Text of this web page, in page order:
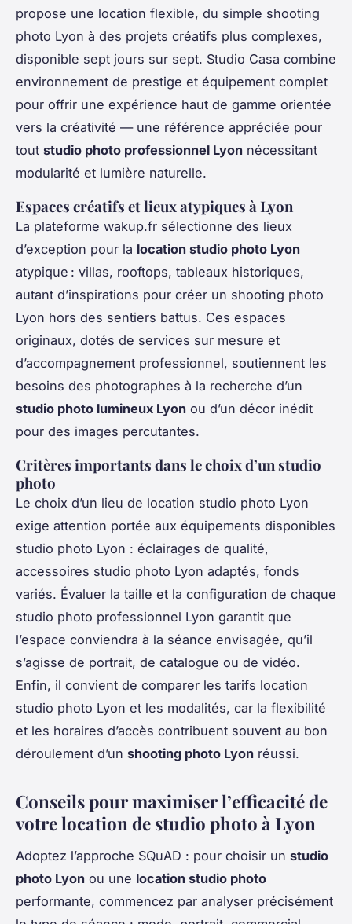
propose une location flexible, du simple shooting
photo Lyon à des projets créatifs plus complexes,
disponible sept jours sur sept. Studio Casa combine
environnement de prestige et équipement complet
pour offrir une expérience haut de gamme orientée
vers la créativité — une référence appréciée pour
tout studio photo professionnel Lyon nécessitant
modularité et lumière naturelle.
Espaces créatifs et lieux atypiques à Lyon
La plateforme wakup.fr sélectionne des lieux
d’exception pour la location studio photo Lyon
atypique : villas, rooftops, tableaux historiques,
autant d’inspirations pour créer un shooting photo
Lyon hors des sentiers battus. Ces espaces
originaux, dotés de services sur mesure et
d’accompagnement professionnel, soutiennent les
besoins des photographes à la recherche d’un
studio photo lumineux Lyon ou d’un décor inédit
pour des images percutantes.
Critères importants dans le choix d’un studio
photo
Le choix d’un lieu de location studio photo Lyon
exige attention portée aux équipements disponibles
studio photo Lyon : éclairages de qualité,
accessoires studio photo Lyon adaptés, fonds
variés. Évaluer la taille et la configuration de chaque
studio photo professionnel Lyon garantit que
l’espace conviendra à la séance envisagée, qu’il
s’agisse de portrait, de catalogue ou de vidéo.
Enfin, il convient de comparer les tarifs location
studio photo Lyon et les modalités, car la flexibilité
et les horaires d’accès contribuent souvent au bon
déroulement d’un shooting photo Lyon réussi.
Conseils pour maximiser l’efficacité de
votre location de studio photo à Lyon
Adoptez l’approche SQuAD : pour choisir un studio
photo Lyon ou une location studio photo
performante, commencez par analyser précisément